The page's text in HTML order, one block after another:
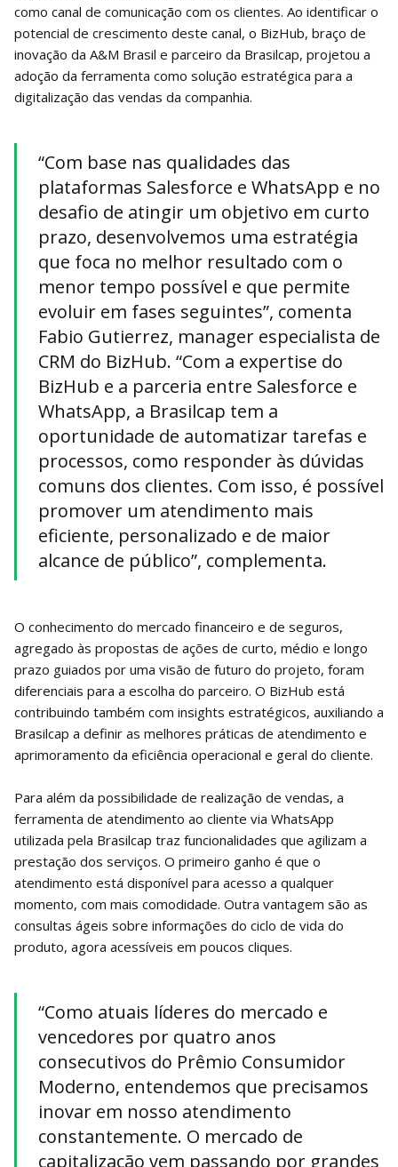
como canal de comunicação com os clientes. Ao identificar o
potencial de crescimento deste canal, o BizHub, braço de
inovação da A&M Brasil e parceiro da Brasilcap, projetou a
adoção da ferramenta como solução estratégica para a
digitalização das vendas da companhia.
“Com base nas qualidades das
plataformas Salesforce e WhatsApp e no
desafio de atingir um objetivo em curto
prazo, desenvolvemos uma estratégia
que foca no melhor resultado com o
menor tempo possível e que permite
evoluir em fases seguintes”, comenta
Fabio Gutierrez, manager especialista de
CRM do BizHub. “Com a expertise do
BizHub e a parceria entre Salesforce e
WhatsApp, a Brasilcap tem a
oportunidade de automatizar tarefas e
processos, como responder às dúvidas
comuns dos clientes. Com isso, é possível
promover um atendimento mais
eficiente, personalizado e de maior
alcance de público”, complementa.
O conhecimento do mercado financeiro e de seguros,
agregado às propostas de ações de curto, médio e longo
prazo guiados por uma visão de futuro do projeto, foram
diferenciais para a escolha do parceiro. O BizHub está
contribuindo também com insights estratégicos, auxiliando a
Brasilcap a definir as melhores práticas de atendimento e
aprimoramento da eficiência operacional e geral do cliente.
Para além da possibilidade de realização de vendas, a
ferramenta de atendimento ao cliente via WhatsApp
utilizada pela Brasilcap traz funcionalidades que agilizam a
prestação dos serviços. O primeiro ganho é que o
atendimento está disponível para acesso a qualquer
momento, com mais comodidade. Outra vantagem são as
consultas ágeis sobre informações do ciclo de vida do
produto, agora acessíveis em poucos cliques.
“Como atuais líderes do mercado e
vencedores por quatro anos
consecutivos do Prêmio Consumidor
Moderno, entendemos que precisamos
inovar em nosso atendimento
constantemente. O mercado de
capitalização vem passando por grandes